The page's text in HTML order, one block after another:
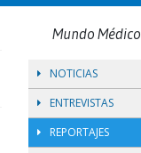
Mundo Médico
NOTICIAS
ENTREVISTAS
REPORTAJES